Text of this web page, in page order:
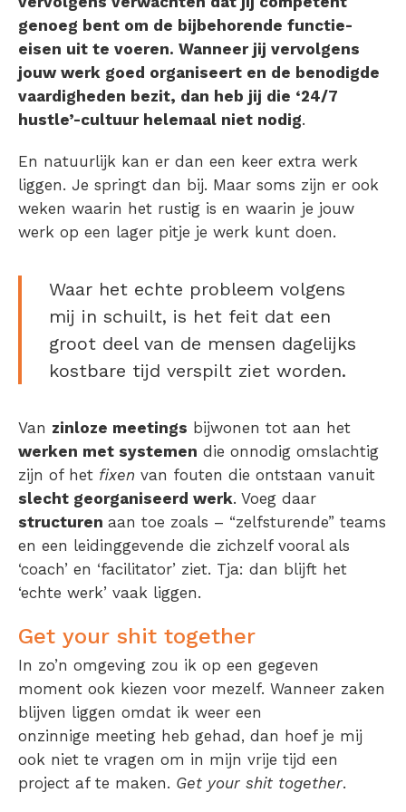
genoeg bent om de bijbehorende functie-
eisen uit te voeren. Wanneer jij vervolgens
jouw werk goed organiseert en de benodigde
vaardigheden bezit, dan heb jij die ‘24/7
hustle’-cultuur helemaal niet nodig.
En natuurlijk kan er dan een keer extra werk
liggen. Je springt dan bij. Maar soms zijn er ook
weken waarin het rustig is en waarin je jouw
werk op een lager pitje je werk kunt doen.
Waar het echte probleem volgens
mij in schuilt, is het feit dat een
groot deel van de mensen dagelijks
kostbare tijd verspilt ziet worden.
Van zinloze meetings bijwonen tot aan het
werken met systemen die onnodig omslachtig
zijn of het fixen van fouten die ontstaan vanuit
slecht georganiseerd werk. Voeg daar
structuren aan toe zoals – “zelfsturende” teams
en een leidinggevende die zichzelf vooral als
‘coach’ en ‘facilitator’ ziet. Tja: dan blijft het
‘echte werk’ vaak liggen.
Get your shit together
In zo’n omgeving zou ik op een gegeven
moment ook kiezen voor mezelf. Wanneer zaken
blijven liggen omdat ik weer een
onzinnige meeting heb gehad, dan hoef je mij
ook niet te vragen om in mijn vrije tijd een
project af te maken. Get your shit together.